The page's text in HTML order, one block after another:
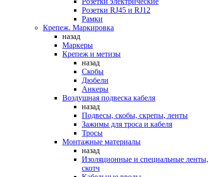
Розетки RJ45 и RJ12
Рамки
Крепеж. Маркировка
назад
Маркеры
Крепеж и метизы
назад
Скобы
Дюбели
Анкеры
Воздушная подвеска кабеля
назад
Подвесы, скобы, скрепы, ленты
Зажимы для троса и кабеля
Тросы
Монтажные материалы
назад
Изоляционные и специальные ленты,
скотч